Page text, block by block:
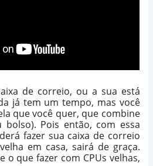
de correio, ou a sua está
já tem um tempo, mas você
que você quer, que combine
Pois então, com essa
fazer sua caixa de correio
em casa, sairá de graça.
o que fazer com CPUs velhas,